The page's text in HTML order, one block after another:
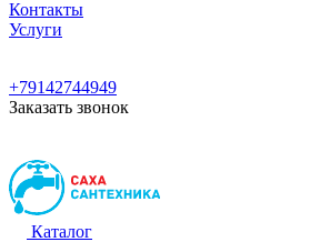
Контакты
Услуги
+79142744949
Заказать звонок
Каталог